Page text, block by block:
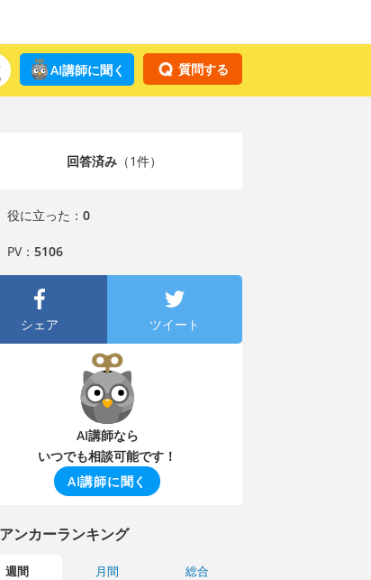
質問する
AI講師に聞く
回答済み（1件）
役に立った： 0
PV： 5106
シェア ツイート
AI講師なら
いつでも相談可能です！
AI講師に聞く
アンカーランキング
週間 月間 総合